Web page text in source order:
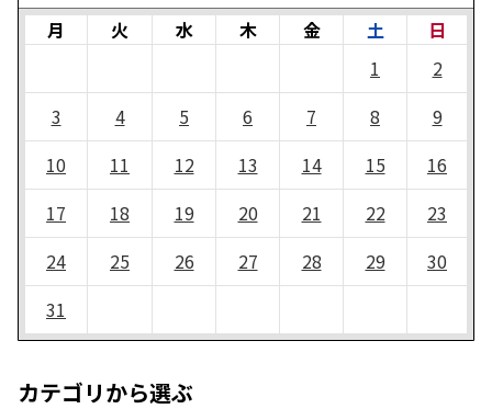
月 火 水 木 金 土
日
1
2
3
4 5 6 7 8
9
10
11 12 13 14 15
16
17
18 19 20 21 22
23
24
25 26 27 28 29
30
31
カテゴリから選ぶ